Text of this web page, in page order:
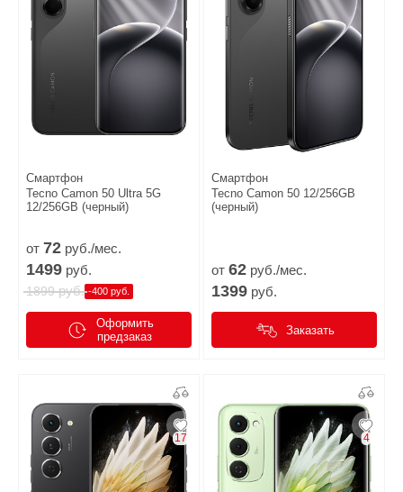
Смартфон
Tecno Camon 50 Ultra 5G
12/256GB (черный)
от 72 руб./мес.
1499 руб.
1899руб. -400 руб.
Оформить
предзаказ
Смартфон
Tecno Camon 50 12/256GB
(черный)
от 62 руб./мес.
1399 руб.
Заказать
17 4